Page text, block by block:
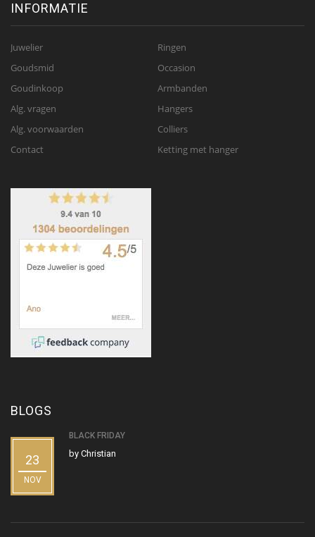
INFORMATIE
Juwelier
Goudsmid
Goudinkoop
Alg. vragen
Alg. voorwaarden
Contact
Ringen
Occasion
Armbanden
Hangers
Colliers
Ketting met hanger
BLOGS
23
NOV
BLACK FRIDAY
by Christian